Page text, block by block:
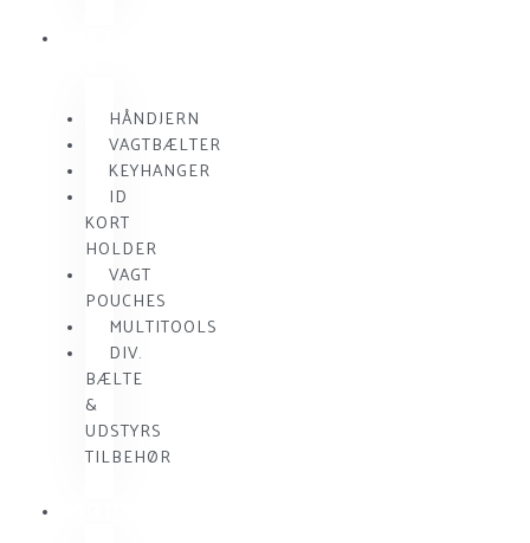
HÅNDJERN
VAGTBÆLTER
KEYHANGER
ID
KORT
HOLDER
VAGT
POUCHES
MULTITOOLS
DIV.
BÆLTE
&
UDSTYRS
TILBEHØR